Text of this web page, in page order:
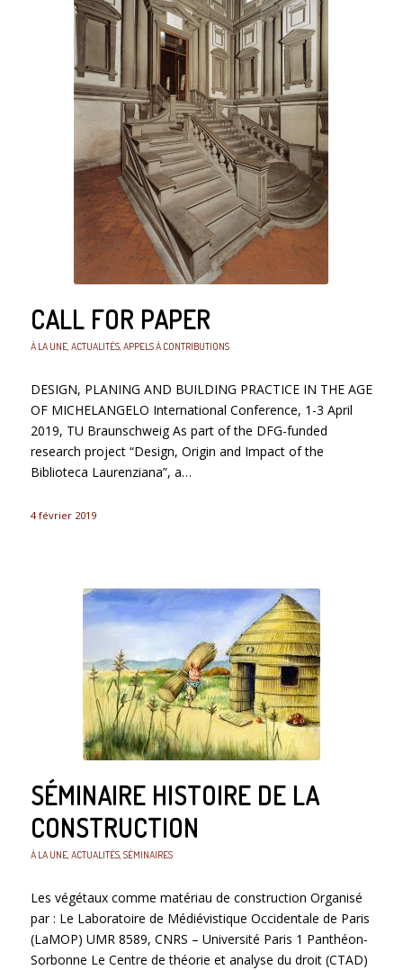
CALL FOR PAPER
À LA UNE, ACTUALITÉS, APPELS À CONTRIBUTIONS
DESIGN, PLANING AND BUILDING PRACTICE IN THE AGE
OF MICHELANGELO International Conference, 1-3 April
2019, TU Braunschweig As part of the DFG-funded
research project “Design, Origin and Impact of the
Biblioteca Laurenziana”, a…
4 février 2019
SÉMINAIRE HISTOIRE DE LA
CONSTRUCTION
À LA UNE, ACTUALITÉS, SÉMINAIRES
Les végétaux comme matériau de construction Organisé
par : Le Laboratoire de Médiévistique Occidentale de Paris
(LaMOP) UMR 8589, CNRS – Université Paris 1 Panthéon-
Sorbonne Le Centre de théorie et analyse du droit (CTAD)